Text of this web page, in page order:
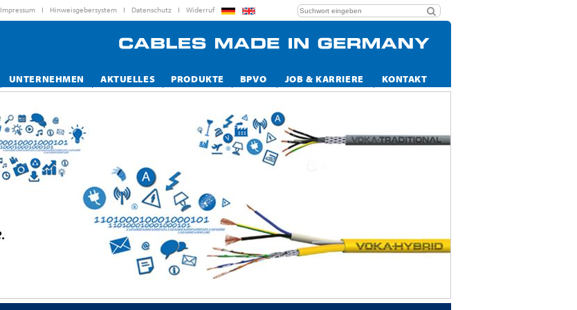
Impressum Hinweisgebersystem Datenschutz Widerruf
UNTERNEHMEN AKTUELLES PRODUKTE BPVO JOB & KARRIERE KONTAKT